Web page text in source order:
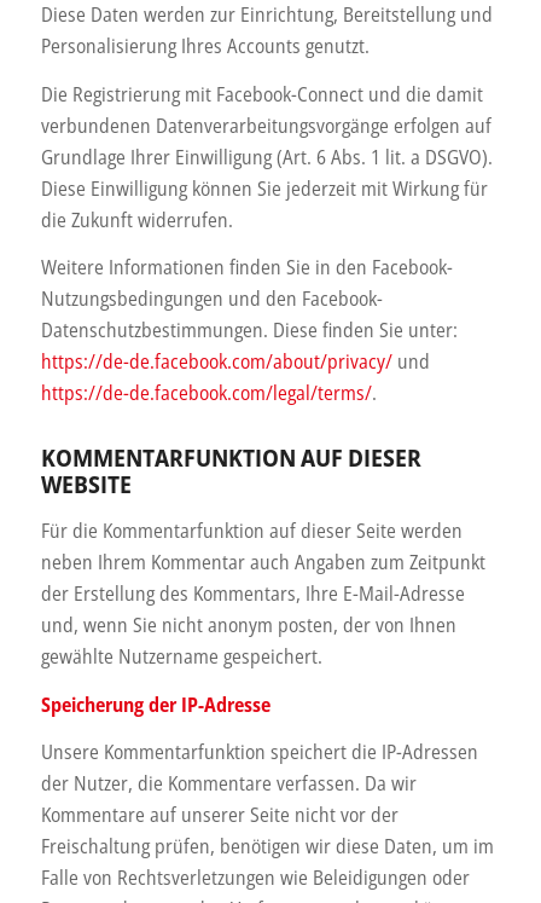
Diese Daten werden zur Einrichtung, Bereitstellung und
Personalisierung Ihres Accounts genutzt.
Die Registrierung mit Facebook-Connect und die damit
verbundenen Datenverarbeitungsvorgänge erfolgen auf
Grundlage Ihrer Einwilligung (Art. 6 Abs. 1 lit. a DSGVO).
Diese Einwilligung können Sie jederzeit mit Wirkung für
die Zukunft widerrufen.
Weitere Informationen finden Sie in den Facebook-
Nutzungsbedingungen und den Facebook-
Datenschutzbestimmungen. Diese finden Sie unter:
https://de-de.facebook.com/about/privacy/und
https://de-de.facebook.com/legal/terms/.
KOMMENTARFUNKTION AUF DIESER
WEBSITE
Für die Kommentarfunktion auf dieser Seite werden
neben Ihrem Kommentar auch Angaben zum Zeitpunkt
der Erstellung des Kommentars, Ihre E-Mail-Adresse
und, wenn Sie nicht anonym posten, der von Ihnen
gewählte Nutzername gespeichert.
Speicherung der IP-Adresse
Unsere Kommentarfunktion speichert die IP-Adressen
der Nutzer, die Kommentare verfassen. Da wir
Kommentare auf unserer Seite nicht vor der
Freischaltung prüfen, benötigen wir diese Daten, um im
Falle von Rechtsverletzungen wie Beleidigungen oder